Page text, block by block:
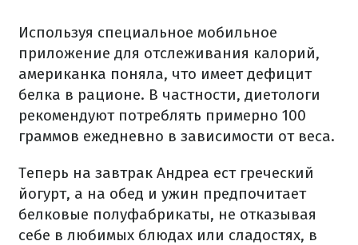
Используя специальное мобильное
приложение для отслеживания калорий,
американка поняла, что имеет дефицит
белка в рационе. В частности, диетологи
рекомендуют потреблять примерно 100
граммов ежедневно в зависимости от веса.
Теперь на завтрак Андреа ест греческий
йогурт, а на обед и ужин предпочитает
белковые полуфабрикаты, не отказывая
себе в любимых блюдах или сладостях, в